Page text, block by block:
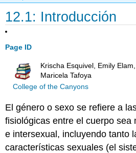
12.1: Introducción
Page ID
Krischa Esquivel, Emily
Maricela Tafoya
College of the Canyons
El género o sexo se refiere a
fisiológicas entre el cuerpo sea
e intersexual, incluyendo tanto
características sexuales (el